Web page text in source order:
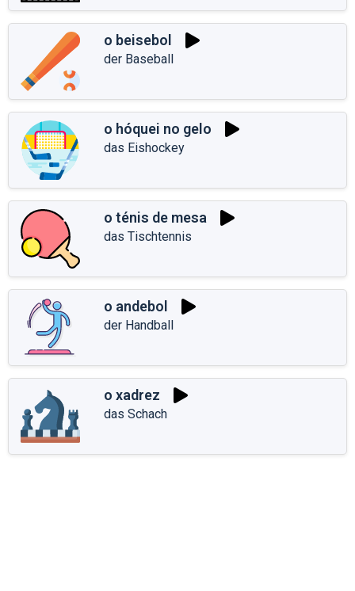
o beisebol
der Baseball
o hóquei no gelo
das Eishockey
o ténis de mesa
das Tischtennis
o andebol
der Handball
o xadrez
das Schach